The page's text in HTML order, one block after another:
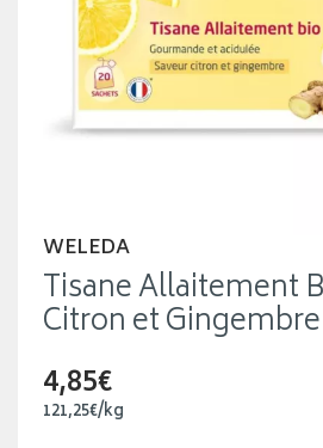
WELEDA
Tisane Allaitement
Citron et
4,85€
121,25€/kg